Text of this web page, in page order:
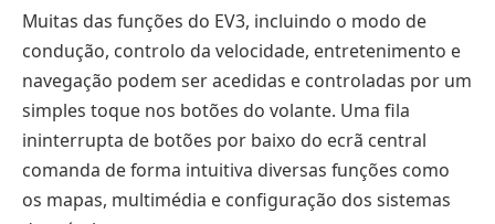
Muitas das funções do EV3, incluindo o modo de
condução, controlo da velocidade, entretenimento e
navegação podem ser acedidas e controladas por um
simples toque nos botões do volante. Uma fila
ininterrupta de botões por baixo do ecrã central
comanda de forma intuitiva diversas funções como
os mapas, multimédia e configuração dos sistemas